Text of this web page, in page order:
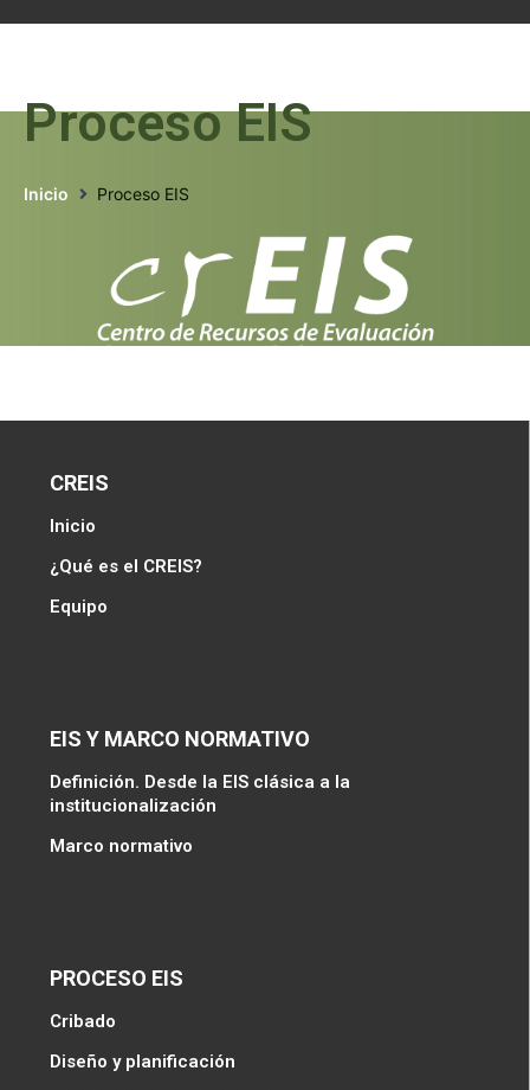
Proceso EIS
Inicio Proceso EIS
CREIS
Inicio
¿Qué es el CREIS?
Equipo
EIS Y MARCO NORMATIVO
Definición. Desde la EIS clásica a la
institucionalización
Marco normativo
PROCESO EIS
Cribado
Diseño y planificación